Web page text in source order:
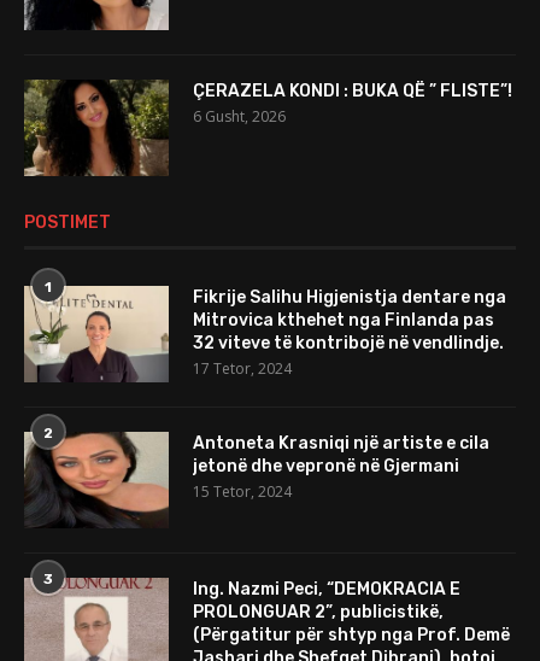
ÇERAZELA KONDI : BUKA QË ” FLISTE”!
6 Gusht, 2026
POSTIMET
1
Fikrije Salihu Higjenistja dentare nga
Mitrovica kthehet nga Finlanda pas
32 viteve të kontribojë në vendlindje.
17 Tetor, 2024
2
Antoneta Krasniqi një artiste e cila
jetonë dhe vepronë në Gjermani
15 Tetor, 2024
3
Ing. Nazmi Peci, “DEMOKRACIA E
PROLONGUAR 2”, publicistikë,
(Përgatitur për shtyp nga Prof. Demë